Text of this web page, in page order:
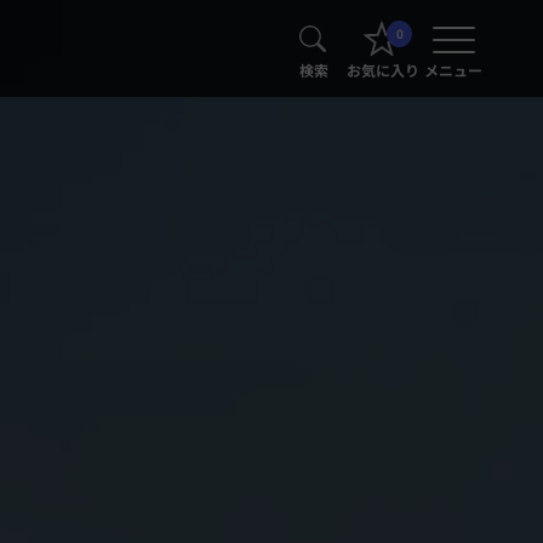
検索
0
お気に入り メニュー